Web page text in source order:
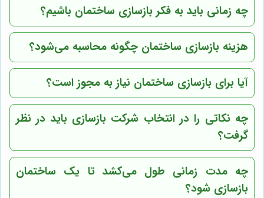
چه زمانی باید به فکر بازسازی ساختمان باشیم؟
هزینه بازسازی ساختمان چگونه محاسبه می‌شود؟
آیا برای بازسازی ساختمان نیاز به مجوز است؟
چه نکاتی را در انتخاب شرکت بازسازی باید در نظر
گرفت؟
چه مدت زمانی طول می‌کشد تا یک ساختمان
بازسازی شود؟